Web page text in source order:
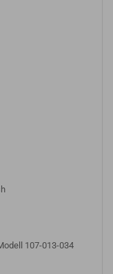
107-013-034